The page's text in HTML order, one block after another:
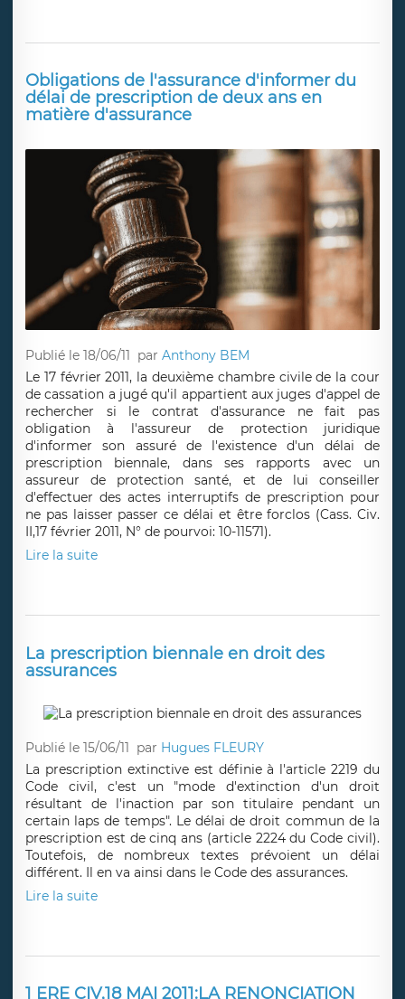
Obligations de l'assurance d'informer du
délai de prescription de deux ans en
matière d'assurance
Publié le 18/06/11 parAnthony BEM
Le 17 février 2011, la deuxième chambre civile de la cour
de cassation a jugé qu'il appartient aux juges d'appel de
rechercher si le contrat d'assurance ne fait pas
obligation à l'assureur de protection juridique
d'informer son assuré de l'existence d'un délai de
prescription biennale, dans ses rapports avec un
assureur de protection santé, et de lui conseiller
d'effectuer des actes interruptifs de prescription pour
ne pas laisser passer ce délai et être forclos (Cass. Civ.
II,17 février 2011, N° de pourvoi: 10-11571).
Lire la suite
La prescription biennale en droit des
assurances
Publié le 15/06/11 par Hugues FLEURY
La prescription extinctive est définie à l'article 2219 du
Code civil, c'est un "mode d'extinction d'un droit
résultant de l'inaction par son titulaire pendant un
certain laps de temps". Le délai de droit commun de la
prescription est de cinq ans (article 2224 du Code civil).
Toutefois, de nombreux textes prévoient un délai
différent. Il en va ainsi dans le Code des assurances.
Lire la suite
1 ERE CIV,18 MAI 2011:LA RENONCIATION